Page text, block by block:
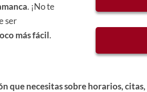
. ¡No te
ser
más fácil.
que necesitas sobre horarios,